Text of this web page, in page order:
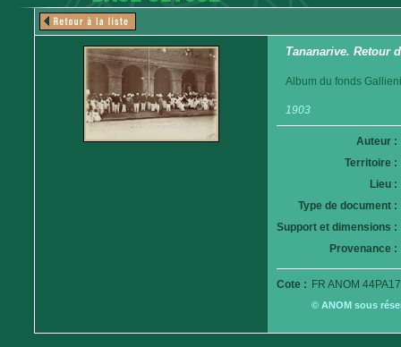
Tananarive. Retour
Album du fonds
1903
Auteur :
Territoire :
Lieu :
Type de document :
Support et dimensions :
Provenance :
Cote : FR ANOM
© ANOM sous